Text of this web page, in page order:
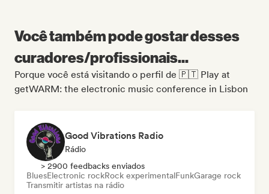
Você também pode gostar desses
curadores/profissionais...
Porque você está visitando o perfil de 🇵🇹 Play at
getWARM: the electronic music conference in Lisbon
Good Vibrations Radio
Rádio
> 2900 feedbacks enviados
BluesElectronic rockRock experimentalFunkGarage rock
Transmitir artistas na rádio